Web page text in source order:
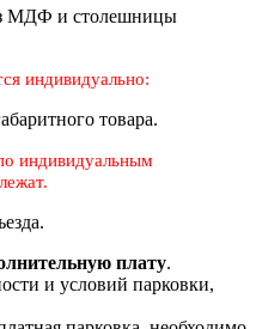
МДФ и столешницы
индивидуально:
товара.
индивидуальным
плату.
и условий парковки,